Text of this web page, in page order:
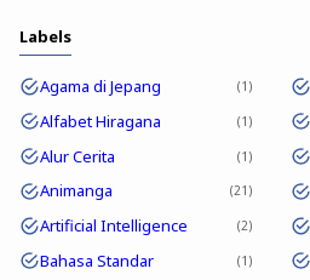
Labels
Agama di Jepang 1
Alfabet Hiragana 1
Alur Cerita 1
Animanga 21
Artificial Intelligence 2
Bahasa Standar 1